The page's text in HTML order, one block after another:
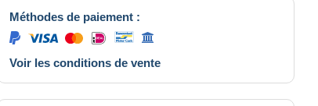
Méthodes de paiement :
Voir les conditions de vente